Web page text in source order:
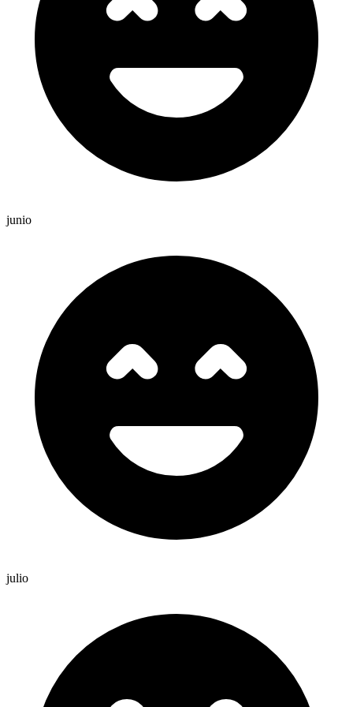
junio
julio